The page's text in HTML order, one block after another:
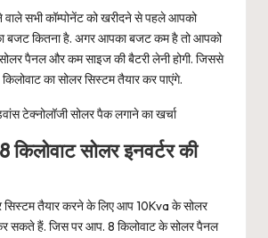
सभी कॉम्पोनेंट को खरीदने से पहले आपको
बजट कितना है. अगर आपका बजट कम है तो आपको
पैनल और कम साइज की बैटरी लेनी होगी. जिससे
का सोलर सिस्टम तैयार कर पाएंगे.
टेक्नोलॉजी सोलर पैक लगाने का खर्चा
सोलर इनवर्टर की
सिस्टम तैयार करने के लिए आप 10Kva के सोलर
सकते हैं. जिस पर आप. 8 किलोवाट के सोलर पैनल